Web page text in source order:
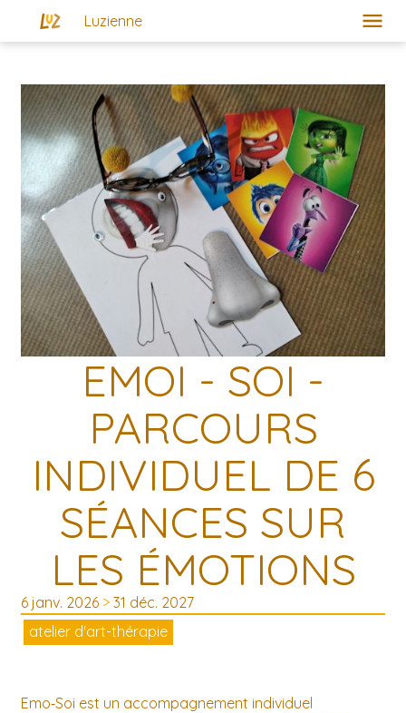
Luzienne
Créativité et Imaginaire
Pour qui?
Contact
À propos
Actualités
EMOI - SOI -
PARCOURS
INDIVIDUEL DE 6
SÉANCES SUR
LES ÉMOTIONS
6 janv. 2026 >31 déc. 2027
atelier d'art-thérapie
Emo‑Soi est un accompagnement individuel